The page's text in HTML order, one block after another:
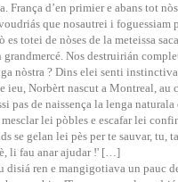
França d’en primier e abans tot
que nosautrei i foguessiam
es totei de nòses de la meteissa
grandmercé. Nos destruirián
nòstra ? Dins elei senti
ieu, Norbèrt nascut a Montreal, au
pas de naissença la lenga naturala
lei pòbles e escafar lei
se gelan lei pès per te sauvar, tu,
li fau anar ajudar !' […]
disiá ren e mangigotiava un pauc